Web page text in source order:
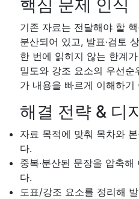
핵심 문제 인식
기존 자료는 전달해야 할
분산되어 있고, 발표·검토
한 번에 읽히지 않는 한계
밀도와 강조 요소의 우선
가 내용을 빠르게 이해하기
해결 전략 & 디
자료 목적에 맞춰 목차와
다.
중복·분산된 문장을 압축
다.
도표/강조 요소를 정리해